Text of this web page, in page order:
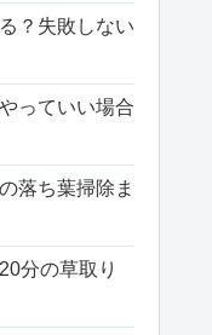
？失敗しない
っていい場合
落ち葉掃除ま
分の草取り